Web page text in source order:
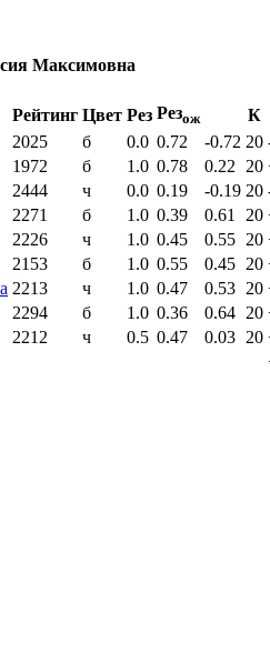
Максимовна
Рейтинг Цвет Рез Резож
К
2025 б 0.0 0.72 -0.72 20
1972 б 1.0 0.78 0.22 20
2444 ч 0.0 0.19 -0.19 20
2271 б 1.0 0.39 0.61 20
2226 ч 1.0 0.45 0.55 20
2153 б 1.0 0.55 0.45 20
2213 ч 1.0 0.47 0.53 20
2294 б 1.0 0.36 0.64 20
2212 ч 0.5 0.47 0.03 20